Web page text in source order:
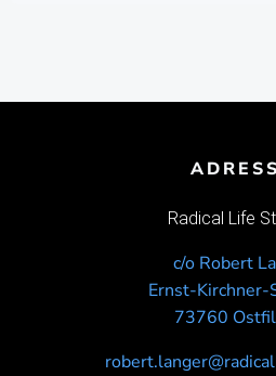
Radical Life
c/o Robert
Ernst-Kirchner-
73760